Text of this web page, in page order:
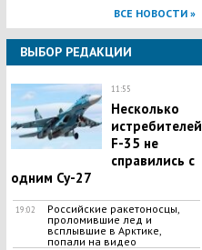
ВСЕ НОВОСТИ »
ВЫБОР РЕДАКЦИИ
11:55
Несколько
истребителей
F-35 не
справились с
одним Су-27
19:02
Российские ракетоносцы,
проломившие лед и
всплывшие в Арктике,
попали на видео